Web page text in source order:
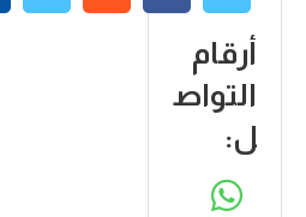
أرقام
التواص
ل: